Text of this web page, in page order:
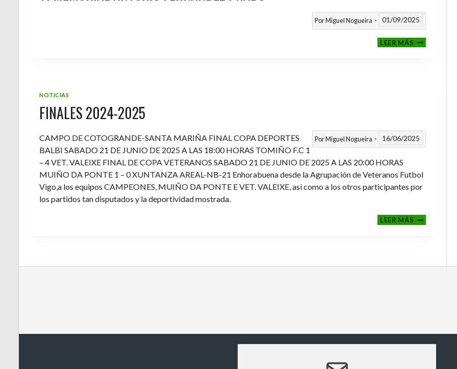
PorMiguel Nogueira 01/09/2025
LEER MÁSVI
MEMORIAL
NOTICIAS
FINALES 2024-2025
PorMiguel Nogueira 16/06/2025
CAMPO DE COTOGRANDE-SANTA MARIÑA FINAL COPA DEPORTES
BALBI SABADO 21 DE JUNIO DE 2025 A LAS 18:00 HORAS TOMIÑO F.C 1
– 4 VET. VALEIXE FINAL DE COPA VETERANOS SABADO 21 DE JUNIO DE 2025 A LAS 20:00 HORAS
MUIÑO DA PONTE 1 – 0 XUNTANZA AREAL-NB-21 Enhorabuena desde la Agrupación de Veteranos Futbol
Vigo,a los equipos CAMPEONES, MUIÑO DA PONTE E VET. VALEIXE, así como a los otros participantes por
los partidos tan disputados y la deportividad mostrada.
LEER MÁSFINALES
2024-